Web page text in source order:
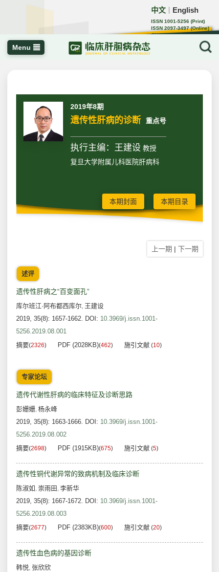
中文 English
ISSN 1001-5256 (Print)
ISSN 2097-3497 (Online)
CN 22-1108/R
Menu
2019年8期
遗传性肝病的诊断 重点号
执行主编：王建设 教授
复旦大学附属儿科医院肝病科
本期封面 本期目录
上一期 | 下一期
述评
遗传性肝病之“百变面孔”
库尔班江·阿布都西库尔, 王建设
2019, 35(8): 1657-1662. DOI: 10.3969/j.issn.1001-
5256.2019.08.001
摘要(2326) PDF (2028KB)(462) 施引文献 (10)
专家论坛
遗传代谢性肝病的临床特征及诊断思路
彭姗姗, 杨永峰
2019, 35(8): 1663-1666. DOI: 10.3969/j.issn.1001-
5256.2019.08.002
摘要(2698) PDF (1915KB)(675) 施引文献 (5)
遗传性铜代谢异常的致病机制及临床诊断
陈淑如 , 崇雨田 , 李新华
2019, 35(8): 1667-1672. DOI: 10.3969/j.issn.1001-
5256.2019.08.003
摘要(2677) PDF (2383KB)(600) 施引文献 (20)
遗传性血色病的基因诊断
韩悦, 张欣欣